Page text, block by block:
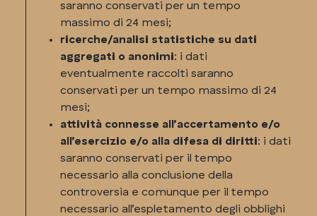
saranno conservati per un tempo
massimo di 24 mesi;
ricerche/analisi statistiche su dati
aggregati o anonimi: i dati
eventualmente raccolti saranno
conservati per un tempo massimo di 24
mesi;
attività connesse all’accertamento e/o
all’esercizio e/o alla difesa di diritti: i dati
saranno conservati per il tempo
necessario alla conclusione della
controversia e comunque per il tempo
necessario all’espletamento degli obblighi